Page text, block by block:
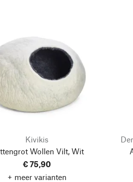
Kivikis
Wollen Vilt, Wit
€ 75,90
+ meer varianten